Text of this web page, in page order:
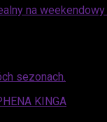
sezonach.